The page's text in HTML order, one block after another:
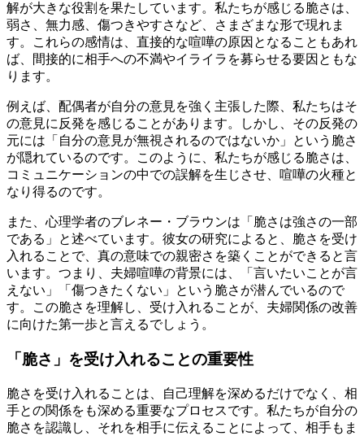
解が大きな役割を果たしています。私たちが感じる脆さは、
弱さ、無力感、傷つきやすさなど、さまざまな形で現れま
す。これらの感情は、直接的な喧嘩の原因となることもあれ
ば、間接的に相手への不満やイライラを募らせる要因ともな
ります。
例えば、配偶者が自分の意見を強く主張した際、私たちはそ
の意見に反発を感じることがあります。しかし、その反発の
元には「自分の意見が無視されるのではないか」という脆さ
が隠れているのです。このように、私たちが感じる脆さは、
コミュニケーションの中での誤解を生じさせ、喧嘩の火種と
なり得るのです。
また、心理学者のブレネー・ブラウンは「脆さは強さの一部
である」と述べています。彼女の研究によると、脆さを受け
入れることで、真の意味での親密さを築くことができると言
います。つまり、夫婦喧嘩の背景には、「言いたいことが言
えない」「傷つきたくない」という脆さが潜んでいるので
す。この脆さを理解し、受け入れることが、夫婦関係の改善
に向けた第一歩と言えるでしょう。
「脆さ」を受け入れることの重要性
脆さを受け入れることは、自己理解を深めるだけでなく、相
手との関係をも深める重要なプロセスです。私たちが自分の
脆さを認識し、それを相手に伝えることによって、相手もま